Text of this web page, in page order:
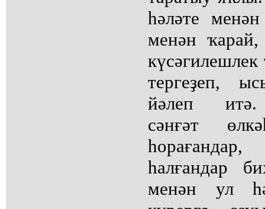
һәләте
менән
тергеҙеп,
йәлеп итә.
сәнғәт
һалғандар
менән ул